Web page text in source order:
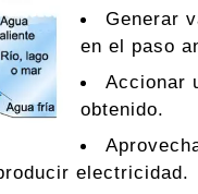
Generar
en el paso
Accionar
obtenido.
electricidad.